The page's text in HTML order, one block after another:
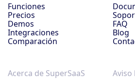
Funciones
Precios
Demos
Integraciones
Comparación
FAQ
Blog
Acerca de SuperSaaS
Aviso